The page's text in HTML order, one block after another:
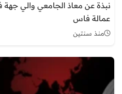
نبذة عن معاذ الجامعي والي
عمالة فاس
منذ سنتين